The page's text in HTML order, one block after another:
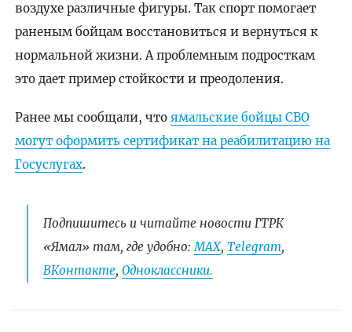
воздухе различные фигуры. Так спорт помогает
раненым бойцам восстановиться и вернуться к
нормальной жизни. А проблемным подросткам
это дает пример стойкости и преодоления.
Ранее мы сообщали, что ямальские бойцы СВО
могут оформить сертификат на реабилитацию на
Госуслугах.
Подпишитесь и читайте новости ГТРК
«Ямал» там, где удобно:МАХ, Telegram,
ВКонтакте, Одноклассники.